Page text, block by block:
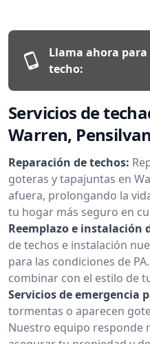
Llama ahora
techo:
Servicios de
Warren,
Reparación de techos:
goteras y tapajuntas en
afuera, prolongando la
tu hogar más seguro en
Reemplazo e instalación
de techos e instalación
para las condiciones de
combinar con el estilo de
Servicios de emergencia
tormentas o aparecen
Nuestro equipo responde